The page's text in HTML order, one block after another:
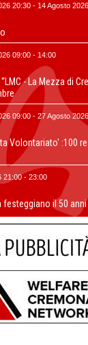
20:30 - 14 Agosto
09:00 - 14:00
- La Mezza di
09:00 - 27 Agosto
Volontariato' :100
21:00 - 23:00
festeggiano il 50